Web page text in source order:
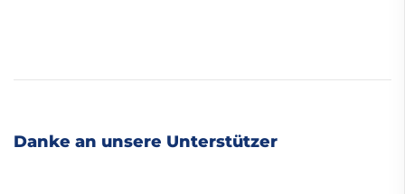
Danke an unsere Unterstützer